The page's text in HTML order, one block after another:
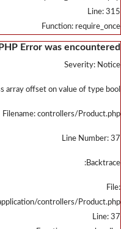
/home/u323798391/domains/